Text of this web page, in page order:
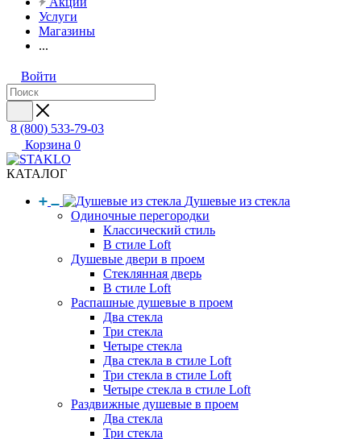
Услуги
Магазины
...
Войти
8 (800) 533-79-03
Корзина 0
КАТАЛОГ
Душевые из стекла
Одиночные перегородки
Классический стиль
В стиле Loft
Душевые двери в проем
Стеклянная дверь
В стиле Loft
Распашные душевые в проем
Два стекла
Три стекла
Четыре стекла
Два стекла в стиле Loft
Три стекла в стиле Loft
Четыре стекла в стиле Loft
Раздвижные душевые в проем
Два стекла
Три стекла